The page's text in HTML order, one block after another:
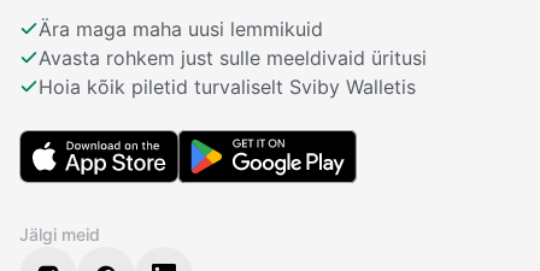
Ära maga maha uusi lemmikuid
Avasta rohkem just sulle meeldivaid üritusi
Hoia kõik piletid turvaliselt Sviby Walletis
Jälgi meid